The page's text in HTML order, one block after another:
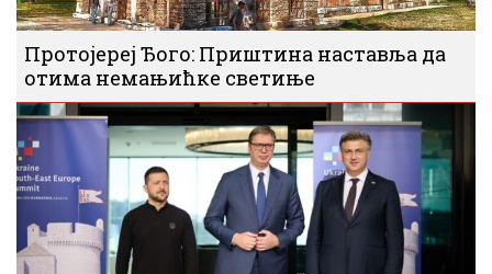
Протојереј Ђого: Приштина наставља да
отима немањићке светиње